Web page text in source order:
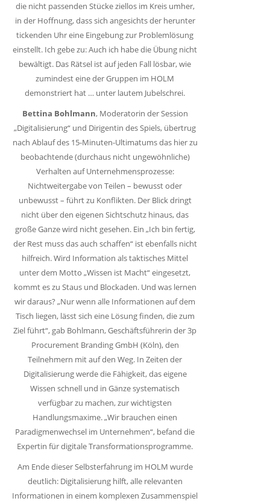
die nicht passenden Stücke ziellos im Kreis umher,
in der Hoffnung, dass sich angesichts der herunter
tickenden Uhr eine Eingebung zur Problemlösung
einstellt. Ich gebe zu: Auch ich habe die Übung nicht
bewältigt. Das Rätsel ist auf jeden Fall lösbar, wie
zumindest eine der Gruppen im HOLM
demonstriert hat … unter lautem Jubelschrei.
Bettina Bohlmann, Moderatorin der Session
„Digitalisierung“ und Dirigentin des Spiels, übertrug
nach Ablauf des 15-Minuten-Ultimatums das hier zu
beobachtende (durchaus nicht ungewöhnliche)
Verhalten auf Unternehmensprozesse:
Nichtweitergabe von Teilen – bewusst oder
unbewusst – führt zu Konflikten. Der Blick dringt
nicht über den eigenen Sichtschutz hinaus, das
große Ganze wird nicht gesehen. Ein „Ich bin fertig,
der Rest muss das auch schaffen“ ist ebenfalls nicht
hilfreich. Wird Information als taktisches Mittel
unter dem Motto „Wissen ist Macht“ eingesetzt,
kommt es zu Staus und Blockaden. Und was lernen
wir daraus? „Nur wenn alle Informationen auf dem
Tisch liegen, lässt sich eine Lösung finden, die zum
Ziel führt“, gab Bohlmann, Geschäftsführerin der 3p
Procurement Branding GmbH (Köln), den
Teilnehmern mit auf den Weg. In Zeiten der
Digitalisierung werde die Fähigkeit, das eigene
Wissen schnell und in Gänze systematisch
verfügbar zu machen, zur wichtigsten
Handlungsmaxime. „Wir brauchen einen
Paradigmenwechsel im Unternehmen“, befand die
Expertin für digitale Transformationsprogramme.
Am Ende dieser Selbsterfahrung im HOLM wurde
deutlich: Digitalisierung hilft, alle relevanten
Informationen in einem komplexen Zusammenspiel